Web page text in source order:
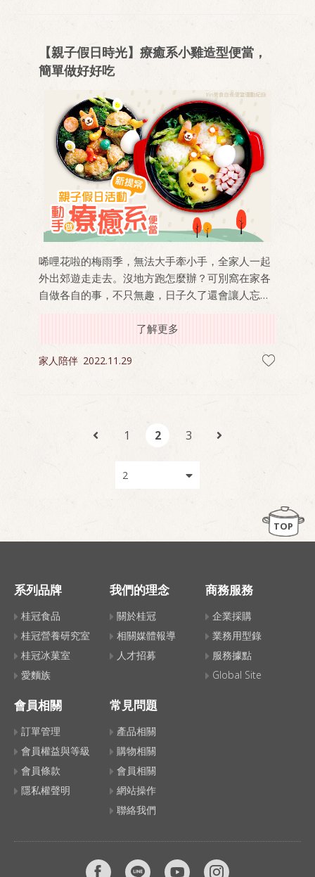
【親子假日時光】療癒系小雞造型便當，
簡單做好好吃
唏哩花啦的梅雨季，無法大手牽小手，全家人一起
外出郊遊走走去。沒地方跑怎麼辦？可別窩在家各
自做各自的事，不只無趣，日子久了還會讓人忘了
怎麼跟家人好好互動交流。
了解更多
家人陪伴 2022.11.29
1 2 3
TOP
系列品牌
桂冠食品
桂冠營養研究室
桂冠冰菓室
愛麵族
我們的理念
關於桂冠
相關媒體報導
人才招募
商務服務
企業採購
業務用型錄
服務據點
Global Site
會員相關
訂單管理
會員權益與等級
會員條款
隱私權聲明
常見問題
產品相關
購物相關
會員相關
網站操作
聯絡我們